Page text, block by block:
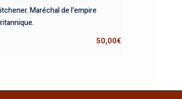
Maréchal de l’empire
50,00€